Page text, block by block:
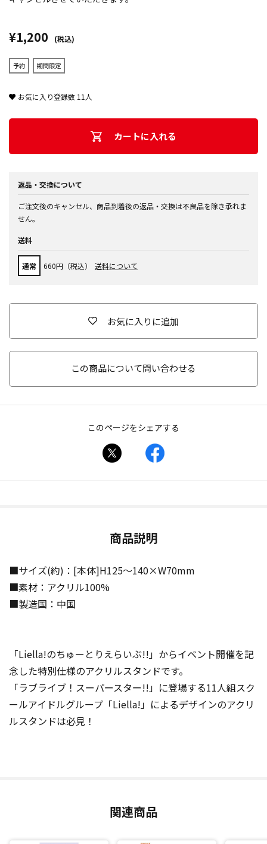
¥1,200 (税込)
予約 期間限定
お気に入り登録数 11 人
カートに入れる
返品・交換について
ご注文後のキャンセル、商品到着後の返品・交換は不良品を除き承れま
せん。
送料
通常 660円（税込） 送料について
お気に入りに追加
この商品について問い合わせる
このページをシェアする
商品説明
■サイズ(約)：[本体]H125〜140×W70mm
■素材：アクリル100%
■製造国：中国
「Liella!のちゅーとりえらいぶ!!」からイベント開催を記
念した特別仕様のアクリルスタンドです。
「ラブライブ！スーパースター!!」に登場する11人組スク
ールアイドルグループ「Liella!」によるデザインのアクリ
ルスタンドは必見！
関連商品